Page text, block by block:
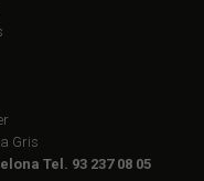
Gris
Tel. 93 237 08 05